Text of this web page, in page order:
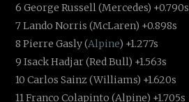
6 George Russell (Mercedes) +0.790s
7 Lando Norris (McLaren) +0.898s
8 Pierre Gasly (Alpine) +1.277s
9 Isack Hadjar (Red Bull) +1.563s
10 Carlos Sainz (Williams) +1.620s
11 Franco Colapinto (Alpine) +1.705s